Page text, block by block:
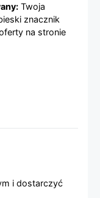
Twoja
znacznik
na stronie
i dostarczyć